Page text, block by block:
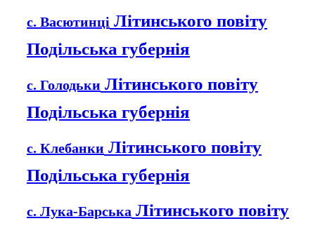
с. Васютинці Літинського повіту
Подільська губернія
с. Голодьки Літинського повіту
Подільська губернія
с. Клебанки Літинського повіту
Подільська губернія
с. Лука-Барська Літинського повіту